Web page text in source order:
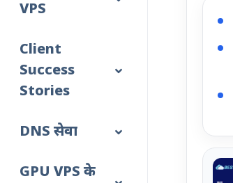
VPS
Client
Success
Stories
DNS सेवा
GPU VPS के